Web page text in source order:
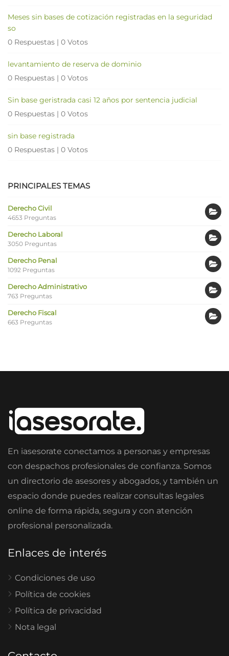
Meses sin bases de cotización registradas en la seguridad
so
0 Respuestas | 0 Votos
levantamiento de reserva de dominio
0 Respuestas | 0 Votos
Sin base geristrada casi 12 años por sentencia judicial
0 Respuestas | 0 Votos
sin base registrada
0 Respuestas | 0 Votos
PRINCIPALES TEMAS
Derecho Civil
4653 Preguntas
Derecho Laboral
3050 Preguntas
Derecho Penal
1092 Preguntas
Derecho Administrativo
763 Preguntas
Derecho Fiscal
663 Preguntas
En iasesorate conectamos a personas y empresas
con despachos profesionales de confianza. Somos
un directorio de asesores y abogados, y también un
espacio donde puedes realizar consultas legales
online de forma rápida, segura y con atención
profesional personalizada.
Enlaces de interés
Condiciones de uso
Política de cookies
Política de privacidad
Nota legal